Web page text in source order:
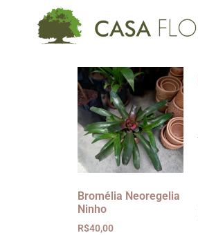
Bromélia Neoregelia
Ninho
R$40,00